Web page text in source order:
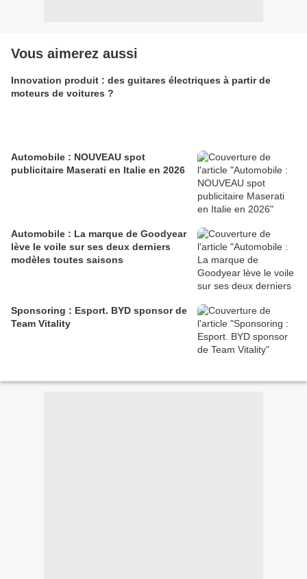
Vous aimerez aussi
Innovation produit : des guitares électriques à partir de
moteurs de voitures ?
Automobile : NOUVEAU spot
publicitaire Maserati en Italie en 2026
Automobile : La marque de Goodyear
lève le voile sur ses deux derniers
modèles toutes saisons
Sponsoring : Esport. BYD sponsor de
Team Vitality